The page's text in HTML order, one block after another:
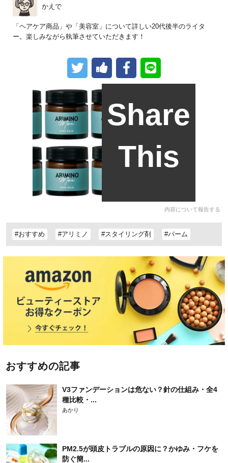
かえで
「ヘアケア商品」や「美容室」について詳しい20代後半のライタ
ー。楽しみながら執筆させていただきます！
Share
This
内容について報告する
#おすすめ #アリミノ #スタイリング剤 #バーム
おすすめの記事
V3ファンデーションは危ない？針の仕組み・全4
種比較・...
あかり
PM2.5が頭皮トラブルの原因に？かゆみ・フケを
防ぐ簡...